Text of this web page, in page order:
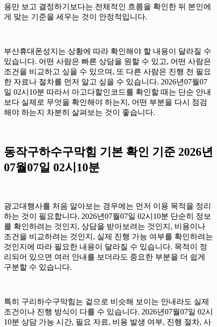
용만 보고 결정하기보다는 전체적인 흐름을 확인한 뒤 본인에
게 맞는 기준을 세우는 것이 안정적입니다.
부산휴대폰성지는 상황에 따라 확인해야 할 내용이 달라질 수
있습니다. 어떤 사람은 빠른 상담을 원할 수 있고, 어떤 사람은
조건을 비교하고 싶을 수 있으며, 또 다른 사람은 진행 전 필요
한 자료나 절차를 먼저 알고 싶을 수 있습니다. 2026년07월07
일 02시10분 따라서 아고다할인코드를 확인할 때는 단순 안내
보다 실제로 무엇을 확인해야 하는지, 어떤 부분을 다시 점검
해야 하는지 차분히 살펴보는 것이 좋습니다.
동작구하수구막힘 기본 확인 기준 2026년
07월07일 02시10분
광고대행사를 처음 알아보는 경우에는 먼저 이용 목적을 정리
하는 것이 필요합니다. 2026년07월07일 02시10분 단순히 정보
를 확인하려는 것인지, 상담을 받아보려는 것인지, 비용이나
조건을 비교하려는 것인지, 실제 진행 가능 여부를 확인하려는
것인지에 따라 필요한 내용이 달라질 수 있습니다. 목적이 정
리되어 있으면 여러 안내를 보더라도 중요한 부분을 더 쉽게
구분할 수 있습니다.
특히 구리하수구막힘는 겉으로 비슷해 보이는 안내라도 실제
조건이나 진행 방식이 다를 수 있습니다. 2026년07월07일 02시
10분 상담 가능 시간, 필요 자료, 비용 발생 여부, 진행 절차, 사